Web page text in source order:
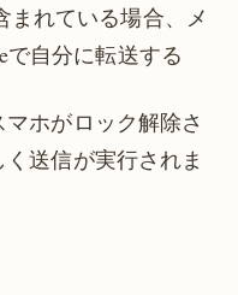
まれている場合、メ
自分に転送する
ホがロック解除さ
送信が実行されま